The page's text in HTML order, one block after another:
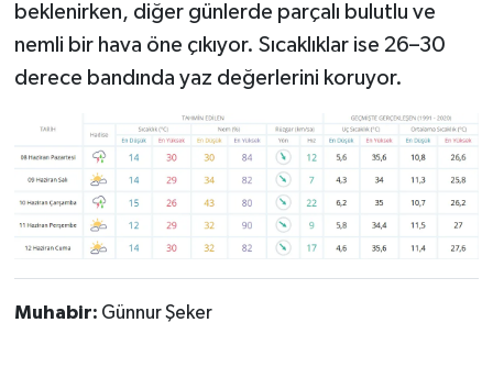
beklenirken, diğer günlerde parçalı bulutlu ve
nemli bir hava öne çıkıyor. Sıcaklıklar ise 26–30
derece bandında yaz değerlerini koruyor.
Muhabir: Günnur Şeker